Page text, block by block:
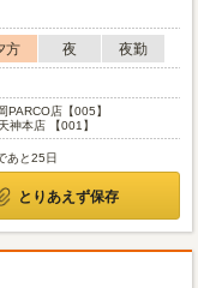
方 夜
夜勤
PARCO店【005】
神本店 【001】
あと25日
とりあえず保存